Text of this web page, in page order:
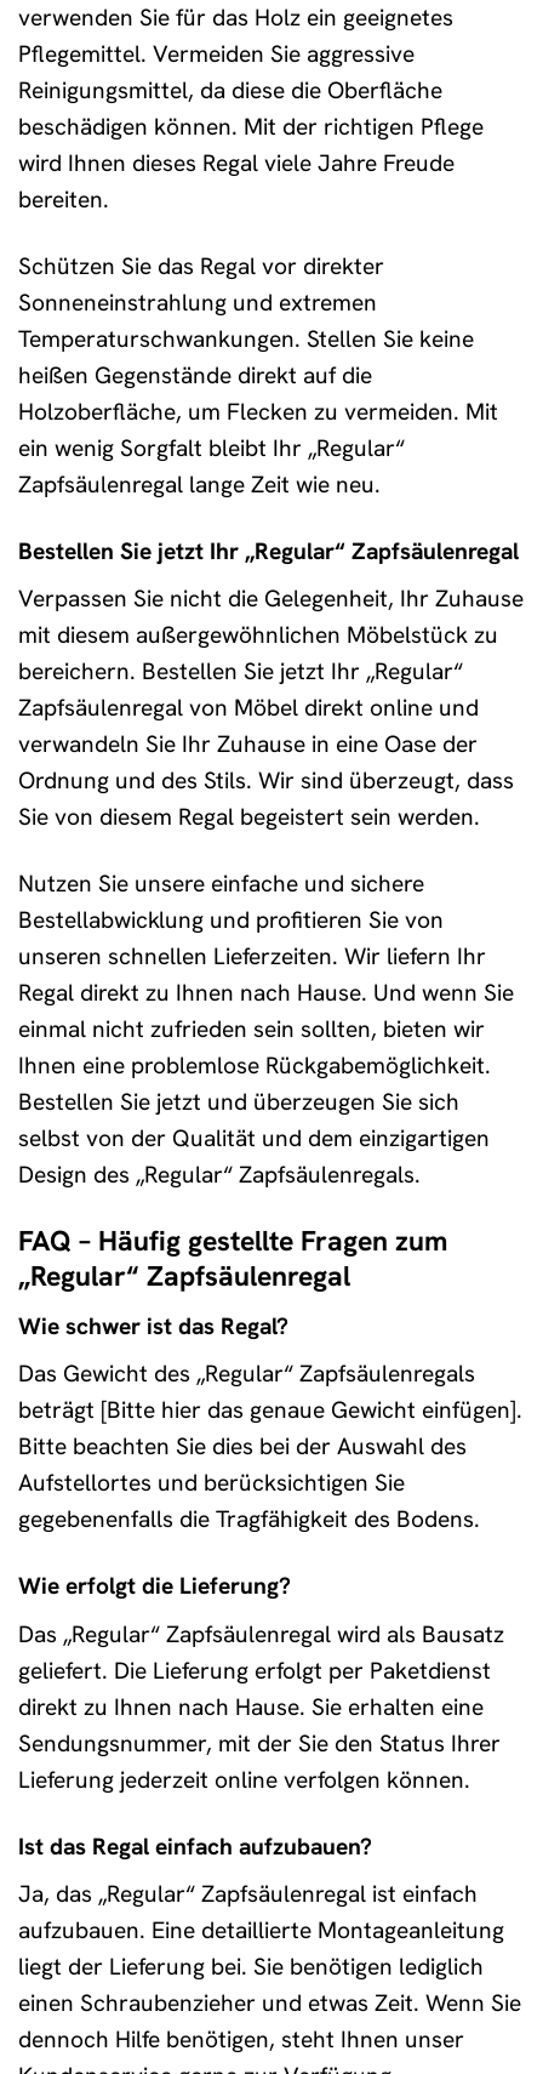
verwenden Sie für das Holz ein geeignetes
Pflegemittel. Vermeiden Sie aggressive
Reinigungsmittel, da diese die Oberfläche
beschädigen können. Mit der richtigen Pflege
wird Ihnen dieses Regal viele Jahre Freude
bereiten.
Schützen Sie das Regal vor direkter
Sonneneinstrahlung und extremen
Temperaturschwankungen. Stellen Sie keine
heißen Gegenstände direkt auf die
Holzoberfläche, um Flecken zu vermeiden. Mit
ein wenig Sorgfalt bleibt Ihr „Regular“
Zapfsäulenregal lange Zeit wie neu.
Bestellen Sie jetzt Ihr „Regular“ Zapfsäulenregal
Verpassen Sie nicht die Gelegenheit, Ihr Zuhause
mit diesem außergewöhnlichen Möbelstück zu
bereichern. Bestellen Sie jetzt Ihr „Regular“
Zapfsäulenregal von Möbel direkt online und
verwandeln Sie Ihr Zuhause in eine Oase der
Ordnung und des Stils. Wir sind überzeugt, dass
Sie von diesem Regal begeistert sein werden.
Nutzen Sie unsere einfache und sichere
Bestellabwicklung und profitieren Sie von
unseren schnellen Lieferzeiten. Wir liefern Ihr
Regal direkt zu Ihnen nach Hause. Und wenn Sie
einmal nicht zufrieden sein sollten, bieten wir
Ihnen eine problemlose Rückgabemöglichkeit.
Bestellen Sie jetzt und überzeugen Sie sich
selbst von der Qualität und dem einzigartigen
Design des „Regular“ Zapfsäulenregals.
FAQ – Häufig gestellte Fragen zum
„Regular“ Zapfsäulenregal
Wie schwer ist das Regal?
Das Gewicht des „Regular“ Zapfsäulenregals
beträgt [Bitte hier das genaue Gewicht einfügen].
Bitte beachten Sie dies bei der Auswahl des
Aufstellortes und berücksichtigen Sie
gegebenenfalls die Tragfähigkeit des Bodens.
Wie erfolgt die Lieferung?
Das „Regular“ Zapfsäulenregal wird als Bausatz
geliefert. Die Lieferung erfolgt per Paketdienst
direkt zu Ihnen nach Hause. Sie erhalten eine
Sendungsnummer, mit der Sie den Status Ihrer
Lieferung jederzeit online verfolgen können.
Ist das Regal einfach aufzubauen?
Ja, das „Regular“ Zapfsäulenregal ist einfach
aufzubauen. Eine detaillierte Montageanleitung
liegt der Lieferung bei. Sie benötigen lediglich
einen Schraubenzieher und etwas Zeit. Wenn Sie
dennoch Hilfe benötigen, steht Ihnen unser